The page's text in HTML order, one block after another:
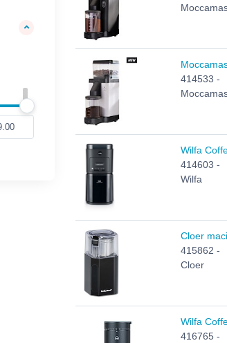
414533 -
Wilfa
414603 -
Wilfa
Cloer
415862 -
Cloer
Wilfa
416765 -